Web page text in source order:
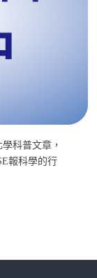
學科普文章，
報科學的行